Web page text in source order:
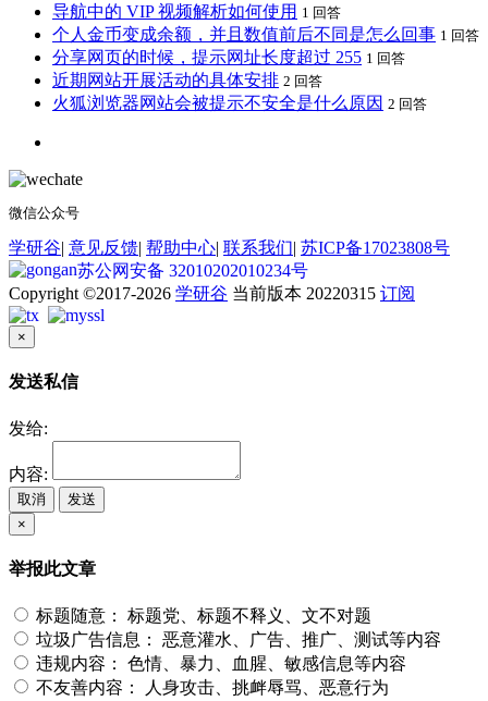
导航中的 VIP 视频解析如何使用 1 回答
个人金币变成余额，并且数值前后不同是怎么回事 1 回答
分享网页的时候，提示网址长度超过 255 1 回答
近期网站开展活动的具体安排 2 回答
火狐浏览器网站会被提示不安全是什么原因 2 回答
微信公众号
学研谷| 意见反馈| 帮助中心| 联系我们| 苏ICP备17023808号
苏公网安备 32010202010234号
Copyright ©2017-2026 学研谷 当前版本 20220315 订阅
×
发送私信
发给:
内容:
取消
发送
×
举报此文章
标题随意： 标题党、标题不释义、文不对题
垃圾广告信息： 恶意灌水、广告、推广、测试等内容
违规内容： 色情、暴力、血腥、敏感信息等内容
不友善内容：
人身攻击、挑衅辱骂、恶意行为